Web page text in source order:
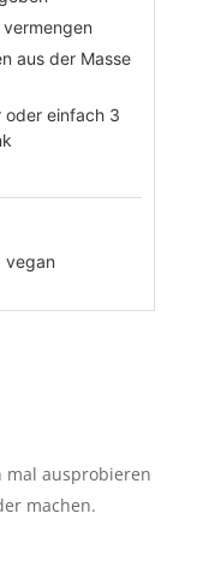
aus der Masse
oder einfach 3
vegan
mal ausprobieren
machen.